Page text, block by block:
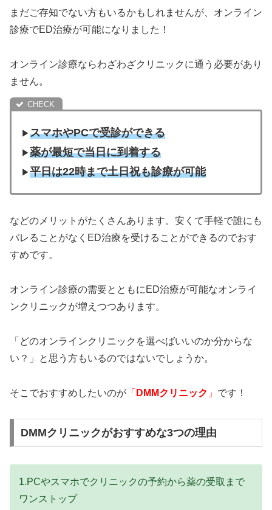
まだご存知でない方もいるかもしれませんが、オンライン
診療でED治療が可能になりました！
オンライン診療ならわざわざクリニックに通う必要があり
ません。
▶︎スマホやPCで受診ができる
▶︎薬が最短で当日に到着する
▶︎平日は22時まで土日祝も診療が可能
などのメリットがたくさんあります。安くて手軽で誰にも
バレることがなくED治療を受けることができるのでおす
すめです。
オンライン診療の需要とともにED治療が可能なオンライ
ンクリニックが増えつつあります。
「どのオンラインクリニックを選べばいいのか分からな
い？」と思う方もいるのではないでしょうか。
そこでおすすめしたいのが 「 DMMクリニック 」 です！
DMMクリニックがおすすめな3つの理由
1.PCやスマホでクリニックの予約から薬の受取まで
ワンストップ